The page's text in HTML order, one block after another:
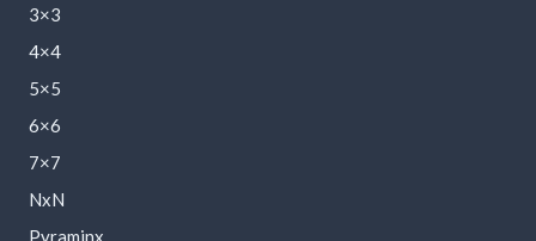
3×3
4×4
5×5
6×6
7×7
NxN
Pyraminx